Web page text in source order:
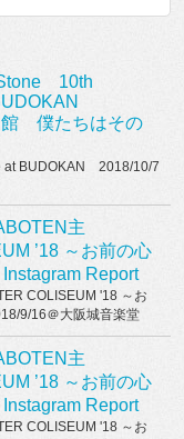
Stone 10th
館 僕たちはその
at BUDOKAN 2018/10/7
主
’18 ～お前の心
Report
COLISEUM '18 ～お
9/16＠大阪城音楽堂
主
’18 ～お前の心
Report
COLISEUM '18 ～お